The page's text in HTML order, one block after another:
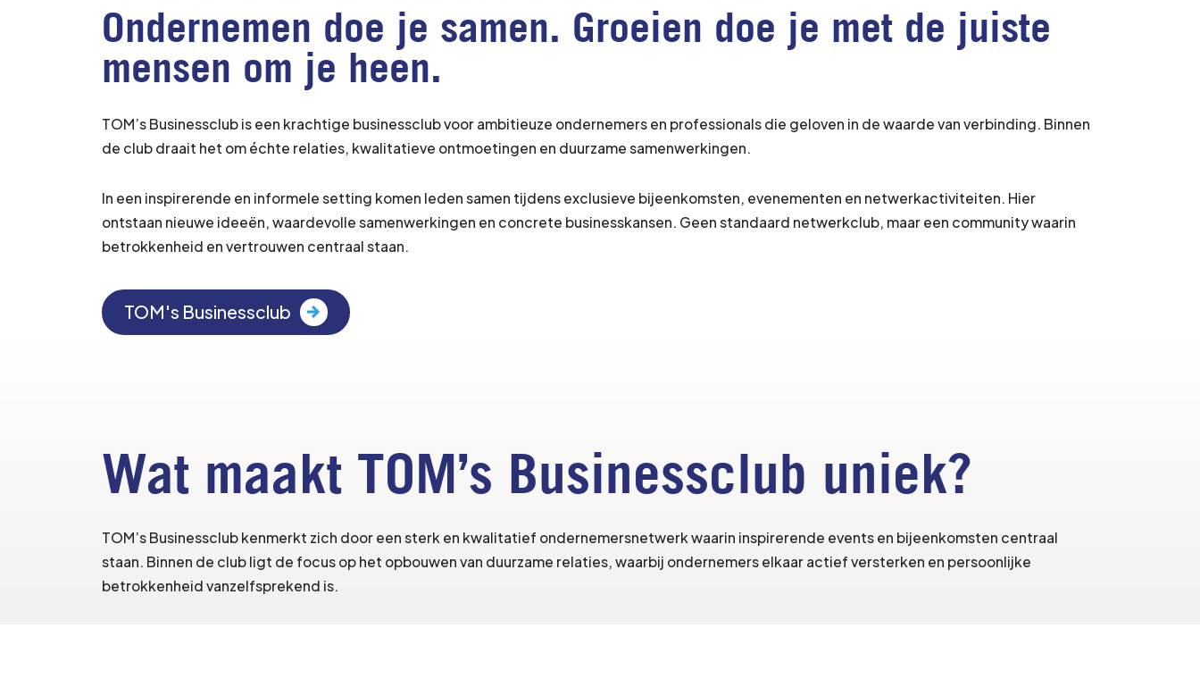
Ondernemen doe je samen. Groeien doe je met de juiste
mensen om je heen.
TOM’s Businessclub is een krachtige businessclub voor ambitieuze ondernemers en professionals die geloven in de waarde van verbinding. Binnen
de club draait het om échte relaties, kwalitatieve ontmoetingen en duurzame samenwerkingen.
In een inspirerende en informele setting komen leden samen tijdens exclusieve bijeenkomsten, evenementen en netwerkactiviteiten. Hier
ontstaan nieuwe ideeën, waardevolle samenwerkingen en concrete businesskansen. Geen standaard netwerkclub, maar een community waarin
betrokkenheid en vertrouwen centraal staan.
TOM's Businessclub
Wat maakt TOM’s Businessclub uniek?
TOM’s Businessclub kenmerkt zich door een sterk en kwalitatief ondernemersnetwerk waarin inspirerende events en bijeenkomsten centraal
staan. Binnen de club ligt de focus op het opbouwen van duurzame relaties, waarbij ondernemers elkaar actief versterken en persoonlijke
betrokkenheid vanzelfsprekend is.